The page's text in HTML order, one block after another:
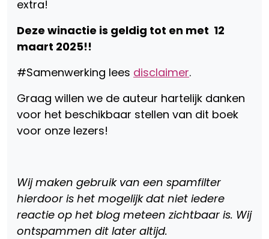
extra!
Deze winactie is geldig tot en met 12
maart 2025!!
#Samenwerking lees disclaimer.
Graag willen we de auteur hartelijk danken
voor het beschikbaar stellen van dit boek
voor onze lezers!
Wij maken gebruik van een spamfilter
hierdoor is het mogelijk dat niet iedere
reactie op het blog meteen zichtbaar is. Wij
ontspammen dit later altijd.